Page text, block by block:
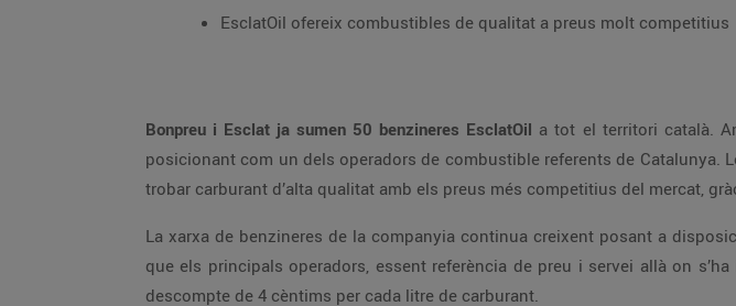
EsclatOil ofereix combustibles de qualitat a preus molt competitius
Bonpreu i Esclat ja sumen 50 benzineres EsclatOil a tot el territori català. Amb l’obertura recent de la benzinera EsclatOil de Tàrrega, el Grup se segueix
posicionant com un dels operadors de combustible referents de Catalunya. Les benzineres EsclatOil són estacions d’autoservei de 24 hores on el client pot
La xarxa de benzineres de la companyia continua creixent posant a disposició dels clients combustible a uns preus entre 15 i 20 cèntims/litre més barats
que els principals operadors, essent referència de preu i servei allà on s’ha implantant. A més, amb la targeta client de Bonpreu i Esclat es gaudeix d’un
descompte de 4 cèntims per cada litre de carburant.